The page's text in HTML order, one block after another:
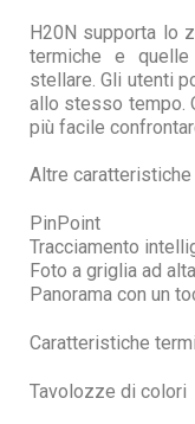
H20N supporta lo
termiche e
stellare. Gli utenti
allo stesso tempo.
più facile
Altre
PinPoint
Tracciamento
Foto a griglia ad
Panorama con un
Caratteristiche
Tavolozze di colori